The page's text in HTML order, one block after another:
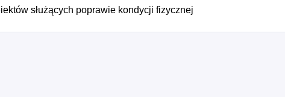
służących poprawie kondycji fizycznej